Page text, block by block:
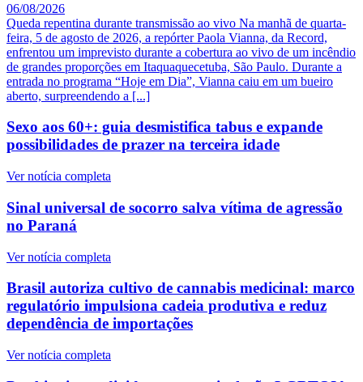
06/08/2026
Queda repentina durante transmissão ao vivo Na manhã de quarta-
feira, 5 de agosto de 2026, a repórter Paola Vianna, da Record,
enfrentou um imprevisto durante a cobertura ao vivo de um incêndio
de grandes proporções em Itaquaquecetuba, São Paulo. Durante a
entrada no programa “Hoje em Dia”, Vianna caiu em um bueiro
aberto, surpreendendo a [...]
Sexo aos 60+: guia desmistifica tabus e expande
possibilidades de prazer na terceira idade
Ver notícia completa
Sinal universal de socorro salva vítima de agressão
no Paraná
Ver notícia completa
Brasil autoriza cultivo de cannabis medicinal: marco
regulatório impulsiona cadeia produtiva e reduz
dependência de importações
Ver notícia completa